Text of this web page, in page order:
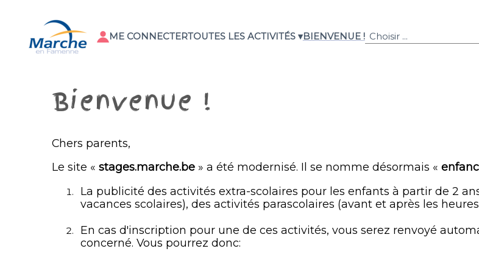
TOUTES LES ACTIVITÉS ▾
ME CONNECTER BIENVENUE !
Bienvenue !
Chers parents,
Le site « stages.marche.be» a été modernisé. Il se nomme désormais «
La publicité des activités extra-scolaires pour les enfants à partir de 2
vacances scolaires), des activités parascolaires (avant et après les
En cas d'inscription pour une de ces activités, vous serez renvoyé
concerné. Vous pourrez donc: